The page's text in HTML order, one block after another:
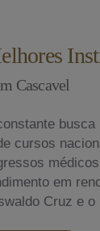
Cascavel
cursos
em
Cruz e